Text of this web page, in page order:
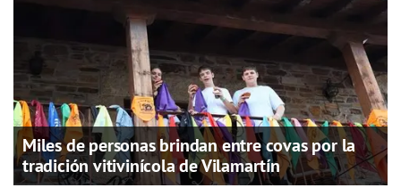
Miles de personas brindan entre covas por la
tradición vitivinícola de Vilamartín